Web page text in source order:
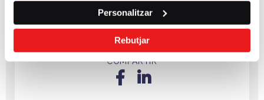
Personalitzar
Rebutjar
Per saber on trobar-les consulteu
els mapes de disponibilitat de l'app
COMPARTIR